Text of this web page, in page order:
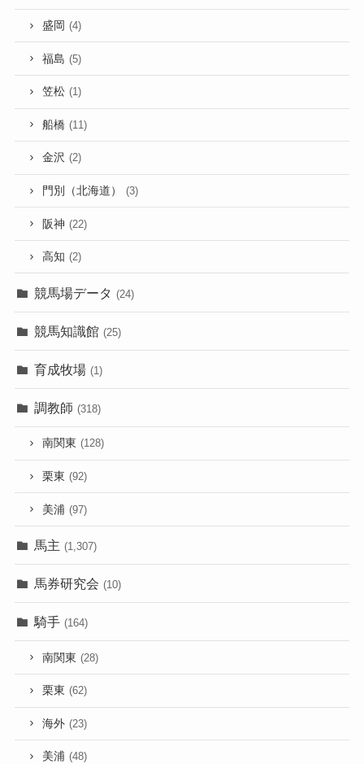
盛岡 (4)
福島 (5)
笠松 (1)
船橋 (11)
金沢 (2)
門別（北海道） (3)
阪神 (22)
高知 (2)
競馬場データ (24)
競馬知識館 (25)
育成牧場 (1)
調教師 (318)
南関東 (128)
栗東 (92)
美浦 (97)
馬主 (1,307)
馬券研究会 (10)
騎手 (164)
南関東 (28)
栗東 (62)
海外 (23)
美浦 (48)